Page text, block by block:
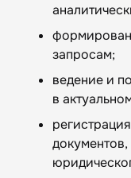
запросам;
ведение и
в